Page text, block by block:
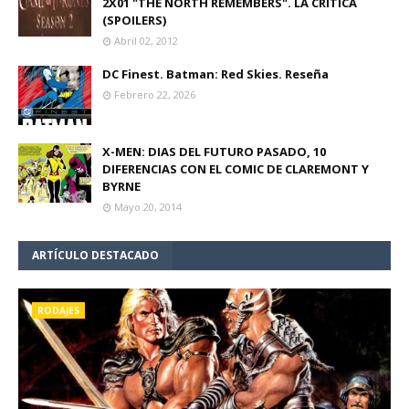
(SPOILERS)
Abril 02, 2012
DC Finest. Batman: Red Skies. Reseña
Febrero 22, 2026
X-MEN: DIAS DEL FUTURO PASADO, 10
DIFERENCIAS CON EL COMIC DE CLAREMONT Y
BYRNE
Mayo 20, 2014
ARTÍCULO DESTACADO
RODAJES